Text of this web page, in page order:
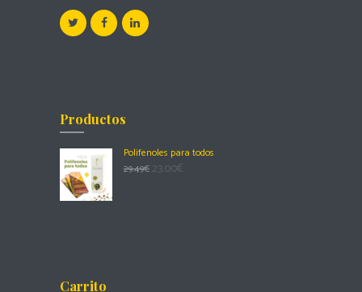
Productos
Polifenoles para todos
29.49€ 23.00€
Carrito